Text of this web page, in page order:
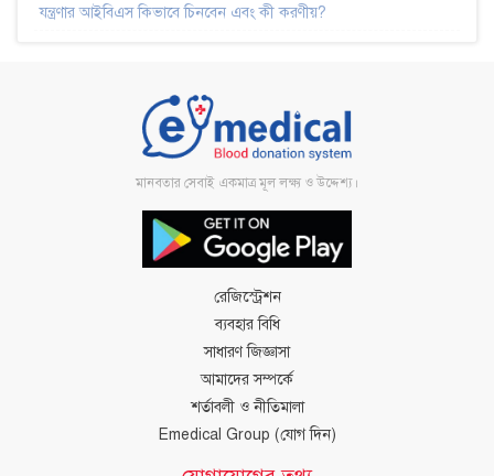
যন্ত্রণার আইবিএস কিভাবে চিনবেন এবং কী করণীয়?
মানবতার সেবাই একমাত্র মূল লক্ষ্য ও উদ্দেশ্য।
রেজিস্ট্রেশন
ব্যবহার বিধি
সাধারণ জিজ্ঞাসা
আমাদের সম্পর্কে
শর্তাবলী ও নীতিমালা
Emedical Group (যোগ দিন)